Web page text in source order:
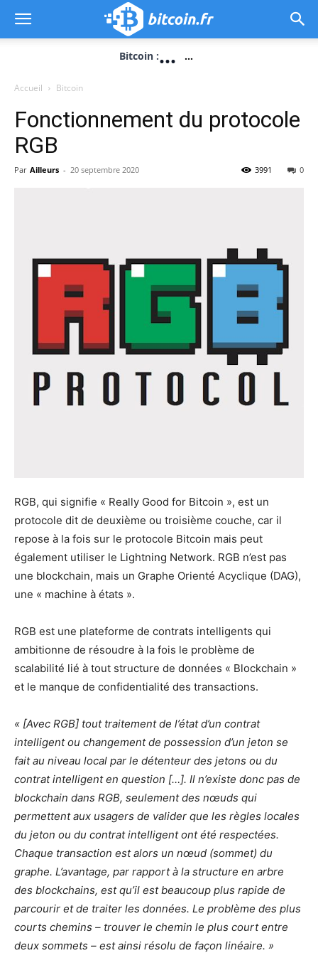
Bitcoin :... ...
Accueil Bitcoin
Fonctionnement du protocole
RGB
Par Ailleurs - 20 septembre 2020 0
3991
RGB, qui signifie « Really Good for Bitcoin », est un
protocole dit de deuxième ou troisième couche, car il
repose à la fois sur le protocole Bitcoin mais peut
également utiliser le Lightning Network. RGB n’est pas
une blockchain, mais un Graphe Orienté Acyclique (DAG),
une « machine à états ».
RGB est une plateforme de contrats intelligents qui
ambitionne de résoudre à la fois le problème de
scalabilité lié à tout structure de données « Blockchain »
et le manque de confidentialité des transactions.
« [Avec RGB] tout traitement de l’état d’un contrat
intelligent ou changement de possession d’un jeton se
fait au niveau local par le détenteur des jetons ou du
contrat intelligent en question […]. Il n’existe donc pas de
blockchain dans RGB, seulement des nœuds qui
permettent aux usagers de valider que les règles locales
du jeton ou du contrat intelligent ont été respectées.
Chaque transaction est alors un nœud (sommet) du
graphe. L’avantage, par rapport à la structure en arbre
des blockchains, est qu’il est beaucoup plus rapide de
parcourir et de traiter les données. Le problème des plus
courts chemins – trouver le chemin le plus court entre
deux sommets – est ainsi résolu de façon linéaire. »